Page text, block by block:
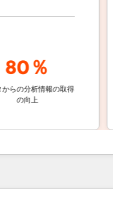
％
分析情報の取得